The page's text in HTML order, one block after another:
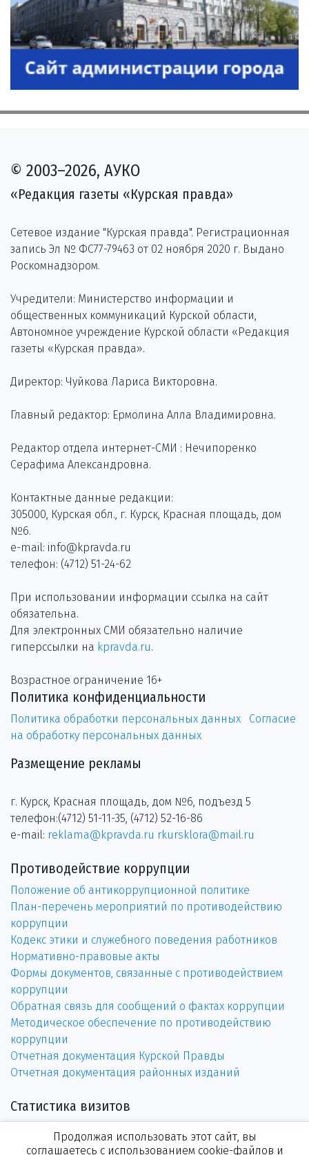
© 2003–2026, АУКО
«Редакция газеты «Курская правда»
Сетевое издание "Курская правда". Регистрационная
запись Эл № ФС77-79463 от 02 ноября 2020 г. Выдано
Роскомнадзором.
Учредители: Министерство информации и
общественных коммуникаций Курской области,
Автономное учреждение Курской области «Редакция
газеты «Курская правда».
Директор: Чуйкова Лариса Викторовна.
Главный редактор: Ермолина Алла Владимировна.
Редактор отдела интернет-СМИ : Нечипоренко
Серафима Александровна.
Контактные данные редакции:
305000, Курская обл., г. Курск, Красная площадь, дом
№6.
e-mail: info@kpravda.ru
телефон: (4712) 51-24-62
При использовании информации ссылка на сайт
обязательна.
Для электронных СМИ обязательно наличие
гиперссылки на kpravda.ru.
Возрастное ограничение 16+
Политика конфиденциальности
Политика обработки персональных данных
Согласие
на обработку персональных данных
Размещение рекламы
г. Курск, Красная площадь, дом №6, подъезд 5
телефон:(4712) 51-11-35, (4712) 52-16-86
e-mail: reklama@kpravda.ru rkursklora@mail.ru
Противодействие коррупции
Положение об антикоррупционной политике
План-перечень мероприятий по противодействию
коррупции
Кодекс этики и служебного поведения работников
Нормативно-правовые акты
Формы документов, связанные с противодействием
коррупции
Обратная связь для сообщений о фактах коррупции
Методическое обеспечение по противодействию
коррупции
Отчетная документация Курской Правды
Отчетная документация районных изданий
Статистика визитов
Продолжая использовать этот сайт, вы
соглашаетесь с использованием cookie-файлов и